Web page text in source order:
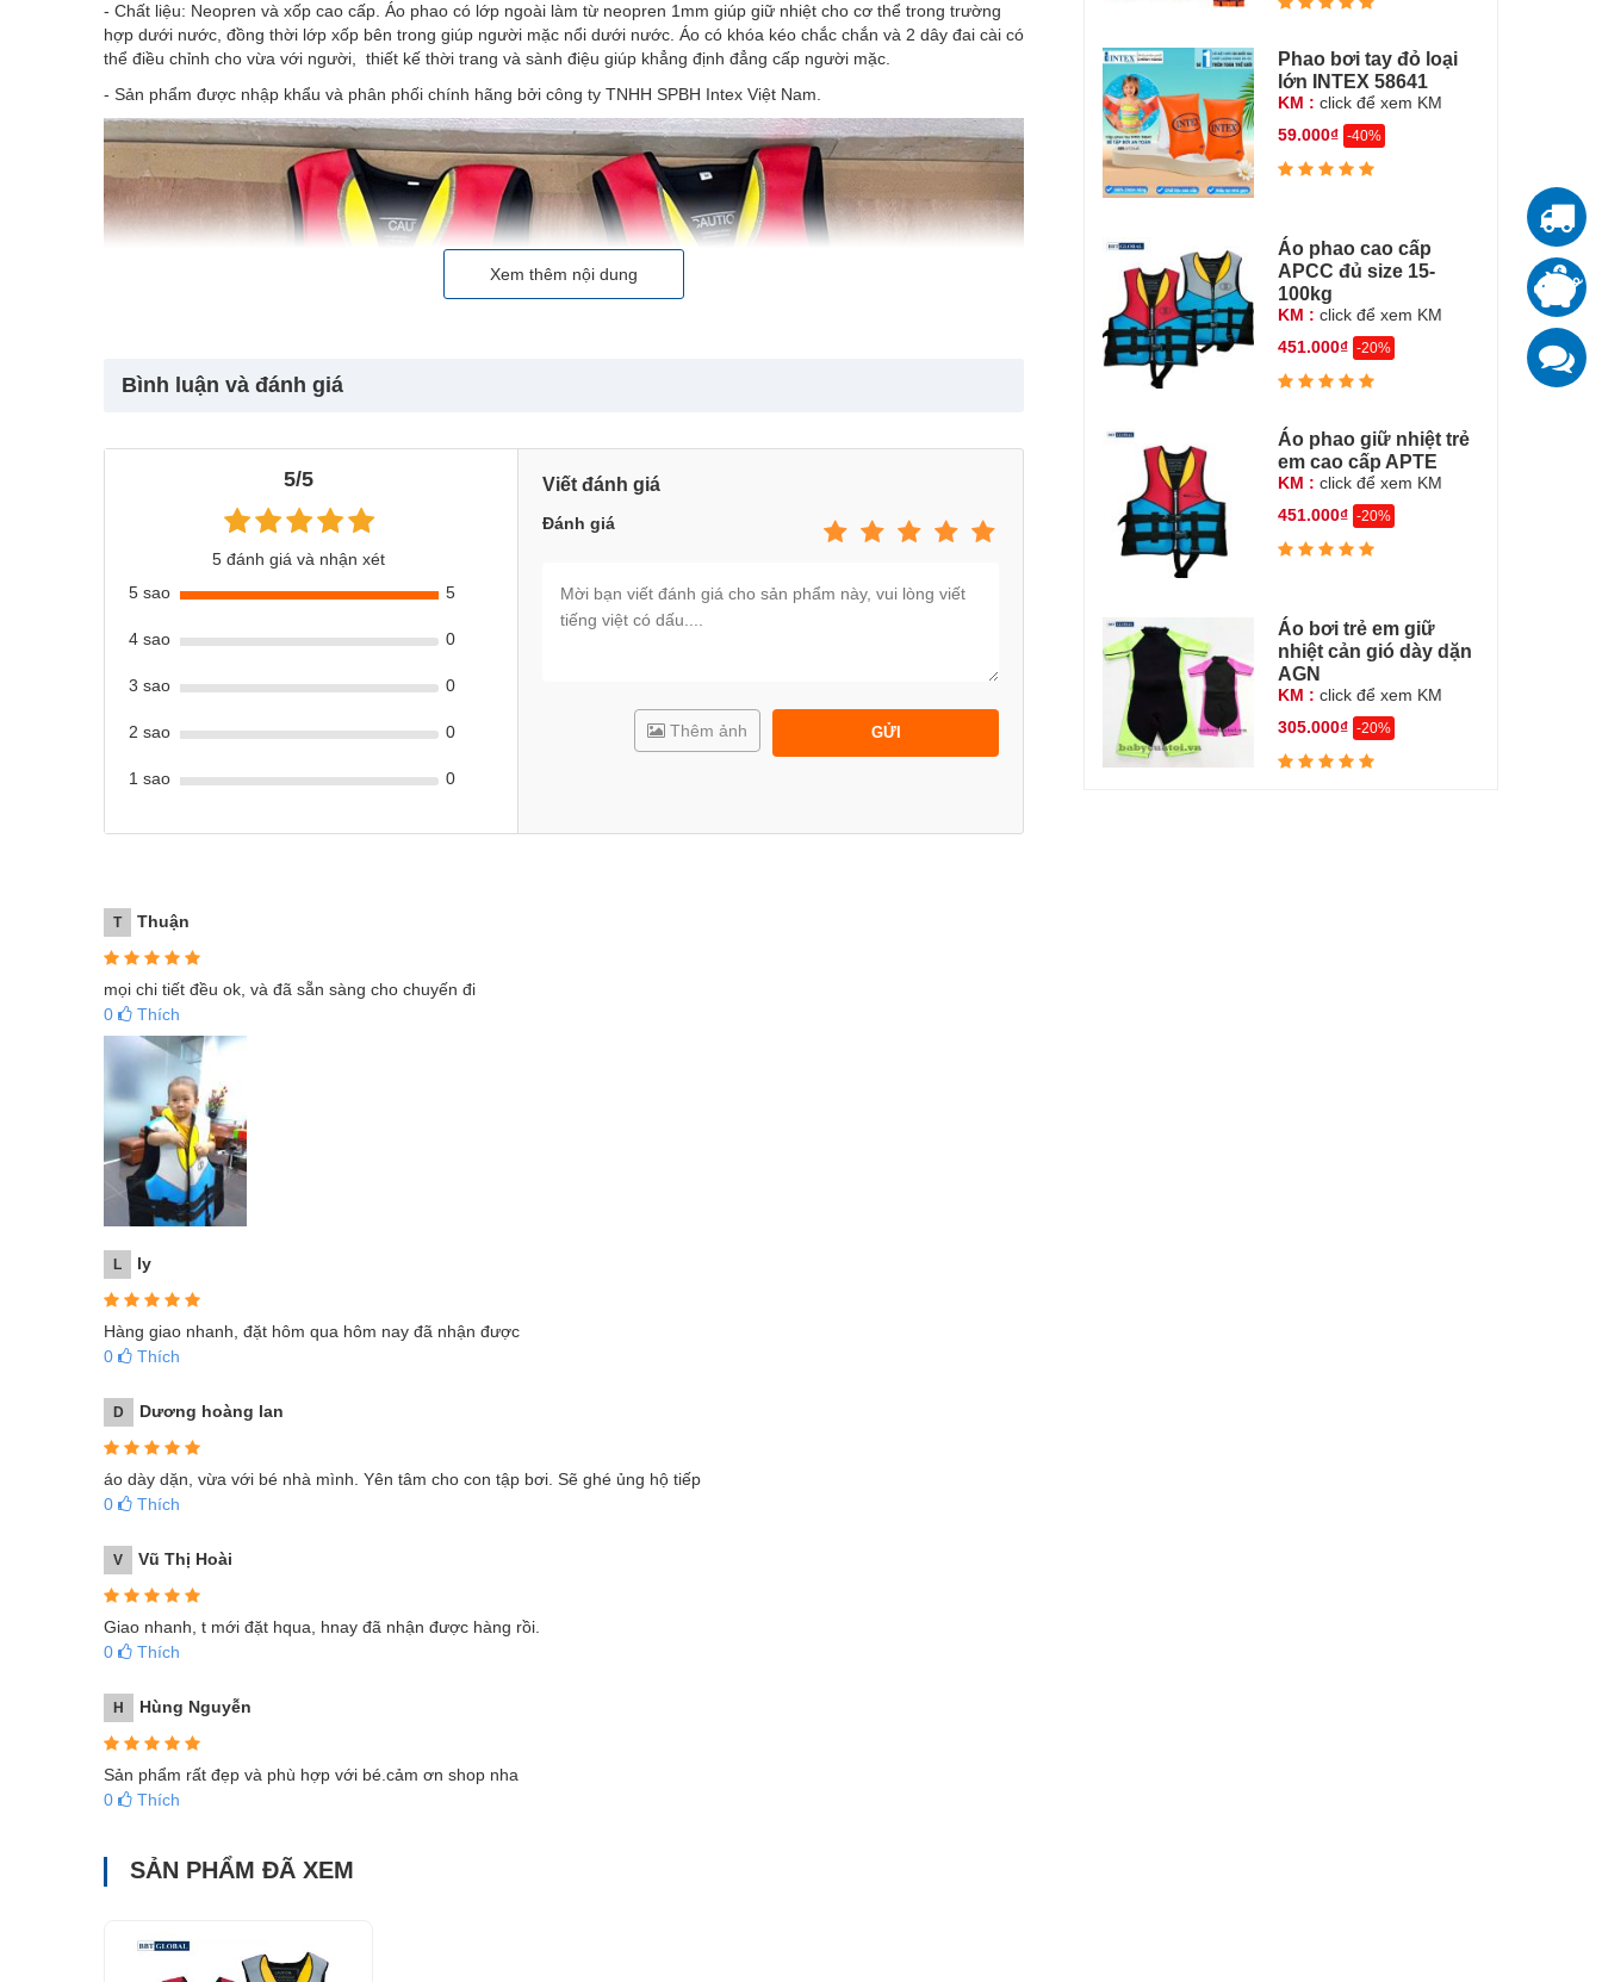
- Chất liệu: Neopren và xốp cao cấp. Áo phao có lớp ngoài làm từ neopren 1mm giúp giữ nhiệt cho cơ thể trong trường
hợp dưới nước, đồng thời lớp xốp bên trong giúp người mặc nổi dưới nước. Áo có khóa kéo chắc chắn và 2 dây đai cài có
thể điều chỉnh cho vừa với người, thiết kế thời trang và sành điệu giúp khẳng định đẳng cấp người mặc.
- Sản phẩm được nhập khẩu và phân phối chính hãng bởi công ty TNHH SPBH Intex Việt Nam.
Xem thêm nội dung
Bình luận và đánh giá
5/5
5 đánh giá và nhận xét
5 sao
5
4 sao 0
3 sao 0
2 sao 0
1 sao 0
Viết đánh giá
Đánh giá
GỬI
Thêm ảnh
T Thuận
mọi chi tiết đều ok, và đã sẵn sàng cho chuyến đi
0
Thích
L ly
Hàng giao nhanh, đặt hôm qua hôm nay đã nhận được
0
Thích
D Dương hoàng lan
áo dày dặn, vừa với bé nhà mình. Yên tâm cho con tập bơi. Sẽ ghé ủng hộ tiếp
0
Thích
V Vũ Thị Hoài
Giao nhanh, t mới đặt hqua, hnay đã nhận được hàng rồi.
0
Thích
H Hùng Nguyễn
Sản phẩm rất đẹp và phù hợp với bé.cảm ơn shop nha
0
Thích
Phao bơi tay đỏ loại
lớn INTEX 58641
KM : click để xem KM
59.000₫ -40%
Áo phao cao cấp
APCC đủ size 15-
100kg
KM : click để xem KM
451.000₫ -20%
Áo phao giữ nhiệt trẻ
em cao cấp APTE
KM : click để xem KM
451.000₫ -20%
Áo bơi trẻ em giữ
nhiệt cản gió dày dặn
AGN
KM : click để xem KM
305.000₫ -20%
SẢN PHẨM ĐÃ XEM